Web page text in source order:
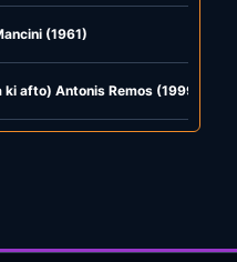
(1961)
afto) Antonis Remos (1999)